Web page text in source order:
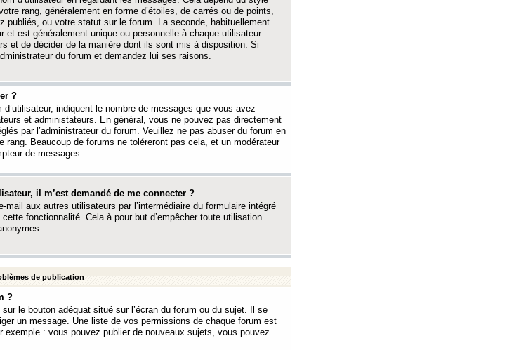
rang, généralement en forme d’étoiles, de carrés ou de points,
publiés, ou votre statut sur le forum. La seconde, habituellement
et est généralement unique ou personnelle à chaque utilisateur.
et de décider de la manière dont ils sont mis à disposition. Si
du forum et demandez lui ses raisons.
?
indiquent le nombre de messages que vous avez
et administateurs. En général, vous ne pouvez pas directement
par l’administrateur du forum. Veuillez ne pas abuser du forum en
Beaucoup de forums ne toléreront pas cela, et un modérateur
de messages.
il m’est demandé de me connecter ?
aux autres utilisateurs par l’intermédiaire du formulaire intégré
fonctionnalité. Cela à pour but d’empêcher toute utilisation
de publication
?
le bouton adéquat situé sur l’écran du forum ou du sujet. Il se
un message. Une liste de vos permissions de chaque forum est
exemple : vous pouvez publier de nouveaux sujets, vous pouvez